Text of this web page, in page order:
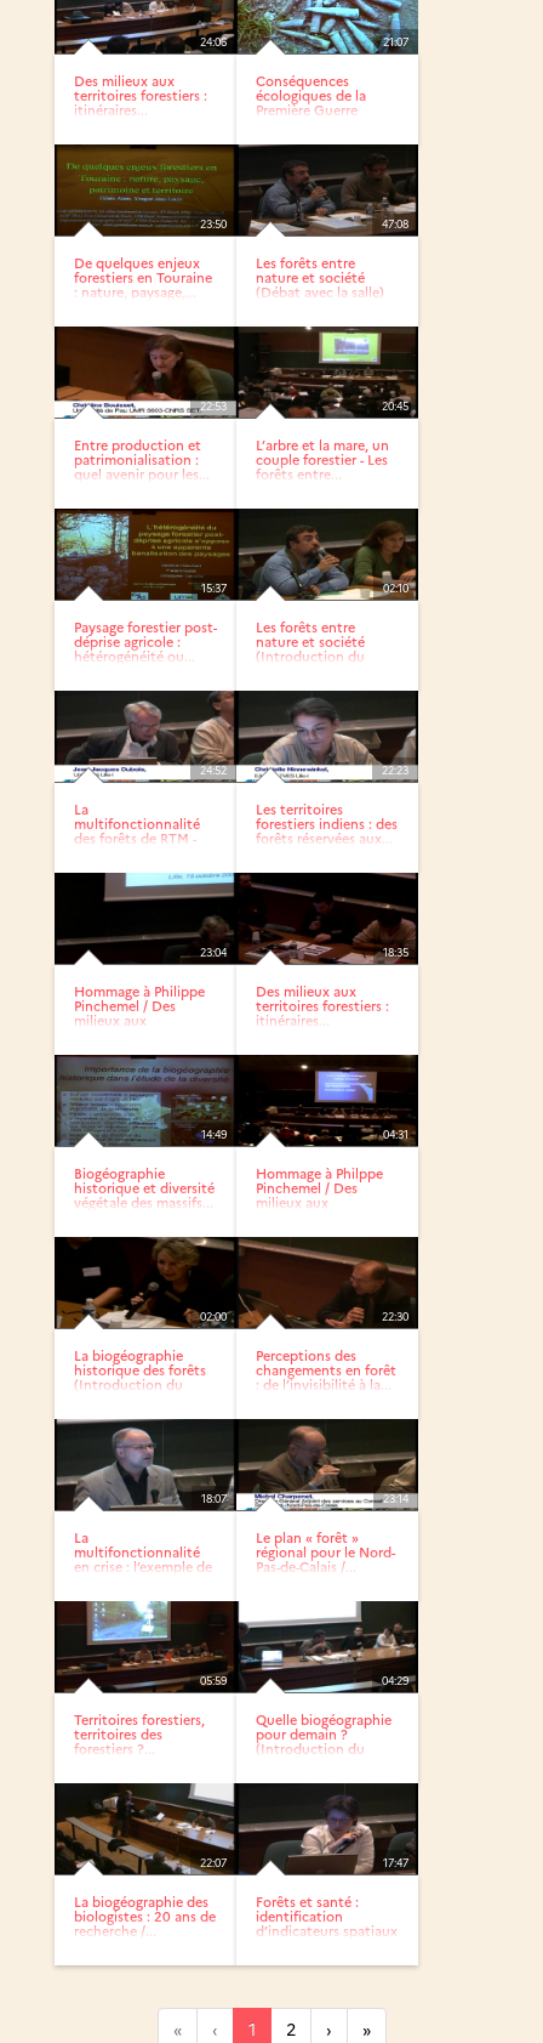
24:06
Des milieux aux
territoires forestiers :
itinéraires...
21:07
Conséquences
écologiques de la
Première Guerre
23:50
De quelques enjeux
forestiers en Touraine
: nature, paysage,...
47:08
Les forêts entre
nature et société
(Débat avec la salle)
22:53
Entre production et
patrimonialisation :
quel avenir pour les...
20:45
L’arbre et la mare, un
couple forestier - Les
forêts entre...
15:37
Paysage forestier post-
déprise agricole :
hétérogénéité ou...
02:10
Les forêts entre
nature et société
(Introduction du
24:52
La
multifonctionnalité
des forêts de RTM -
22:23
Les territoires
forestiers indiens : des
forêts réservées aux...
23:04
Hommage à Philippe
Pinchemel / Des
milieux aux
18:35
Des milieux aux
territoires forestiers :
itinéraires...
14:49
Biogéographie
historique et diversité
végétale des massifs...
04:31
Hommage à Philppe
Pinchemel / Des
milieux aux
02:00
La biogéographie
historique des forêts
(Introduction du
22:30
Perceptions des
changements en forêt
: de l’invisibilité à la...
18:07
La
multifonctionnalité
en crise : l’exemple de
23:14
Le plan « forêt »
régional pour le Nord-
Pas-de-Calais /...
05:59
Territoires forestiers,
territoires des
forestiers ?...
04:29
Quelle biogéographie
pour demain ?
(Introduction du
22:07
La biogéographie des
biologistes : 20 ans de
recherche /...
17:47
Forêts et santé :
identification
d’indicateurs spatiaux
« ‹ 1 2 › »